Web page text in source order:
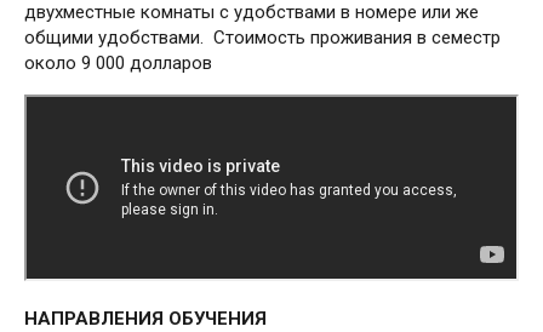
двухместные комнаты с удобствами в номере или же
общими удобствами. Стоимость проживания в семестр
около 9 000 долларов
НАПРАВЛЕНИЯ ОБУЧЕНИЯ